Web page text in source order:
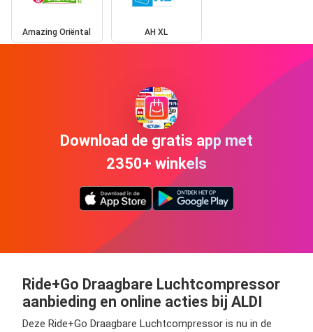
Amazing Oriëntal AH XL
Download de gratis app met
2350+ winkels
Ride+Go Draagbare Luchtcompressor
aanbieding en online acties bij ALDI
Deze Ride+Go Draagbare Luchtcompressor is nu in de